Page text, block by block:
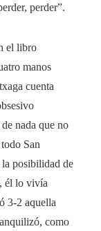
perder”.
el libro
manos
cuenta
nada que no
San
posibilidad de
él lo vivía
3-2 aquella
como